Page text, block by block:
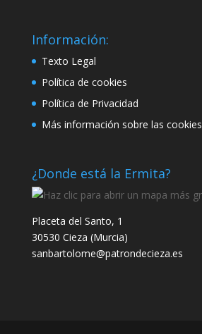
Información:
Texto Legal
Política de cookies
Política de Privacidad
Más información sobre las cookies
¿Donde está la Ermita?
Placeta del Santo, 1
30530 Cieza (Murcia)
sanbartolome@patrondecieza.es